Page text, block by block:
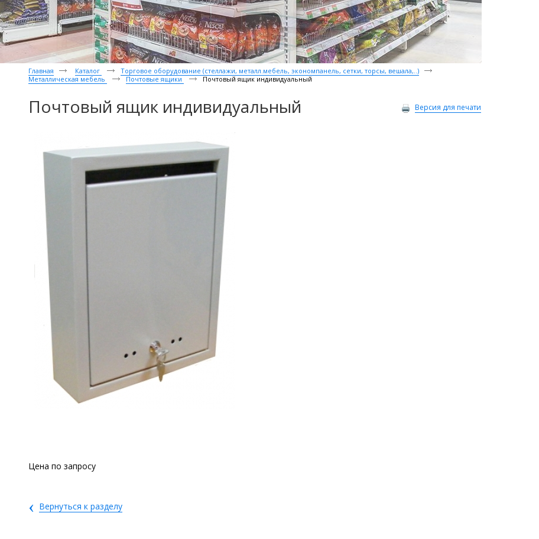
Главная Каталог
Торговое оборудование (стеллажи, металл.мебель, экономпанель, сетки, торсы, вешала,..)
Металлическая мебель
Почтовые ящики Почтовый ящик индивидуальный
Почтовый ящик индивидуальный Версия для печати
Цена по запросу
‹ Вернуться к разделу